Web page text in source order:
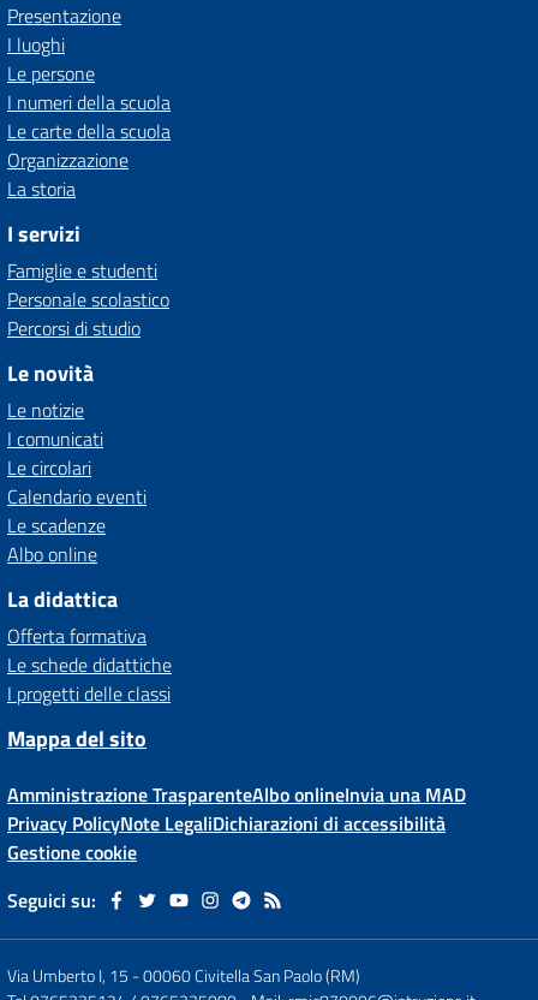
Presentazione
I luoghi
Le persone
I numeri della scuola
Le carte della scuola
Organizzazione
La storia
I servizi
Famiglie e studenti
Personale scolastico
Percorsi di studio
Le novità
Le notizie
I comunicati
Le circolari
Calendario eventi
Le scadenze
Albo online
La didattica
Offerta formativa
Le schede didattiche
I progetti delle classi
Mappa del sito
Amministrazione TrasparenteAlbo onlineInvia una MAD
Privacy PolicyNote LegaliDichiarazioni di accessibilità
Gestione cookie
Seguici su:
Via Umberto I, 15 -00060 Civitella San Paolo (RM)